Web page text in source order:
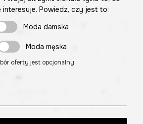
interesuje. Powiedz, czy jest to:
Moda damska
Moda męska
oferty jest opcjonalny